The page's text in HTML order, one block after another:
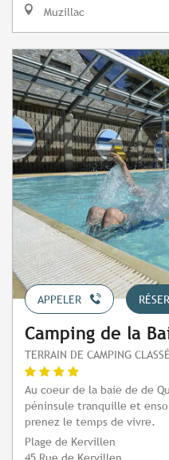
Muzillac
APPELER
Camping de la
TERRAIN DE CAMPING CLASSÉ
Au coeur de la baie de de
péninsule tranquille et
prenez le temps de vivre.
Plage de Kervillen